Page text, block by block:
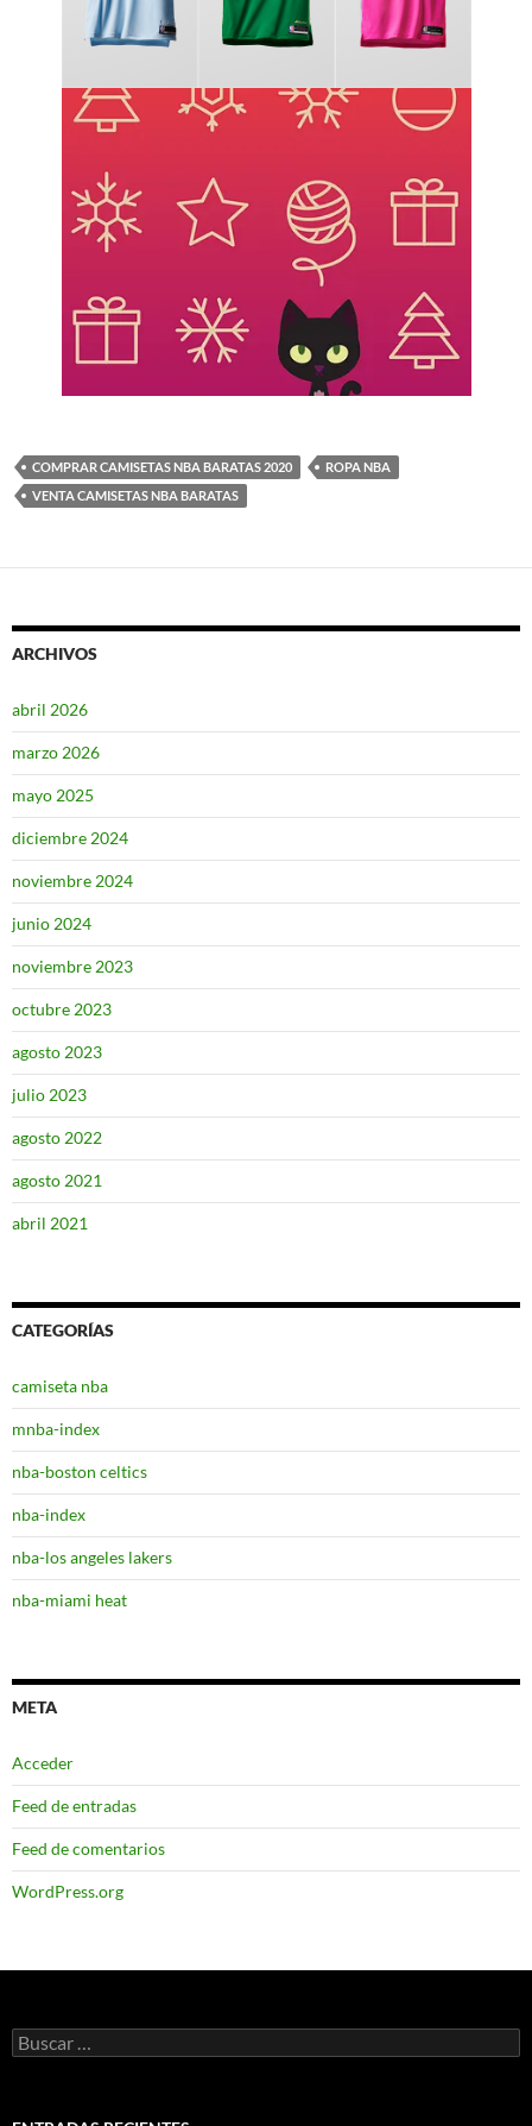
COMPRAR CAMISETAS NBA BARATAS 2020
ROPA NBA
VENTA CAMISETAS NBA BARATAS
ARCHIVOS
abril 2026
marzo 2026
mayo 2025
diciembre 2024
noviembre 2024
junio 2024
noviembre 2023
octubre 2023
agosto 2023
julio 2023
agosto 2022
agosto 2021
abril 2021
CATEGORÍAS
camiseta nba
mnba-index
nba-boston celtics
nba-index
nba-los angeles lakers
nba-miami heat
META
Acceder
Feed de entradas
Feed de comentarios
WordPress.org
Buscar: